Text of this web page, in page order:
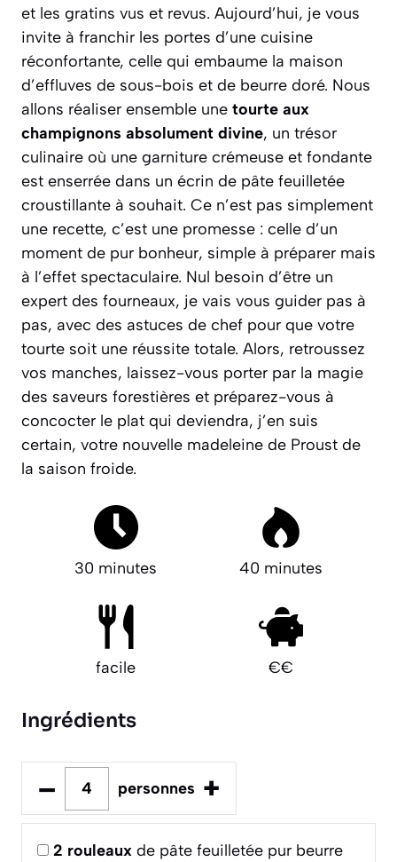
et les gratins vus et revus. Aujourd’hui, je vous
invite à franchir les portes d’une cuisine
réconfortante, celle qui embaume la maison
d’effluves de sous-bois et de beurre doré. Nous
allons réaliser ensemble une tourte aux
champignons absolument divine, un trésor
culinaire où une garniture crémeuse et fondante
est enserrée dans un écrin de pâte feuilletée
croustillante à souhait. Ce n’est pas simplement
une recette, c’est une promesse : celle d’un
moment de pur bonheur, simple à préparer mais
à l’effet spectaculaire. Nul besoin d’être un
expert des fourneaux, je vais vous guider pas à
pas, avec des astuces de chef pour que votre
tourte soit une réussite totale. Alors, retroussez
vos manches, laissez-vous porter par la magie
des saveurs forestières et préparez-vous à
concocter le plat qui deviendra, j’en suis
certain, votre nouvelle madeleine de Proust de
la saison froide.
30 minutes 40 minutes
facile €€
Ingrédients
– personnes +
2 rouleaux de pâte feuilletée pur beurre